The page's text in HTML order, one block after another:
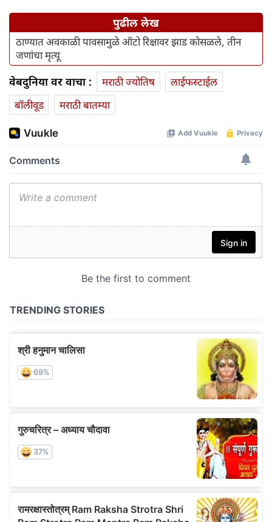
पुढील लेख
ठाण्यात अवकाळी पावसामुळे ऑटो रिक्षावर झाड कोसळले, तीन
जणांचा मृत्यू
वेबदुनिया वर वाचा : मराठी ज्योतिष
लाईफस्टाईल
बॉलीवूड
मराठी बातम्या